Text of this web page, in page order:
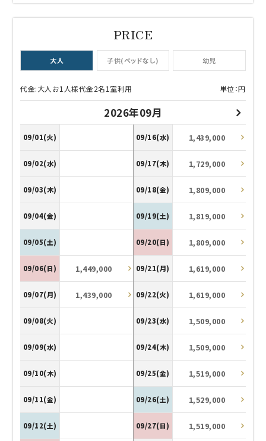
大人 子供(ベッドなし) 幼児
代金:大人お1人様代金2名1室利用 単位：円
2026年09月
09/01(火)
09/02(水)
09/03(木)
09/04(金)
09/05(土)
09/06(日) 1,449,000
09/07(月) 1,439,000
09/08(火)
09/09(水)
09/10(木)
09/11(金)
09/12(土)
09/16(水) 1,439,000
09/17(木) 1,729,000
09/18(金) 1,809,000
09/19(土) 1,819,000
09/20(日) 1,809,000
09/21(月) 1,619,000
09/22(火) 1,619,000
09/23(水) 1,509,000
09/24(木) 1,509,000
09/25(金) 1,519,000
09/26(土) 1,529,000
09/27(日) 1,519,000